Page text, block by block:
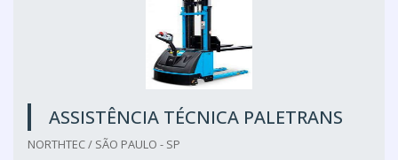
ASSISTÊNCIA TÉCNICA PALETRANS
NORTHTEC / SÃO PAULO - SP